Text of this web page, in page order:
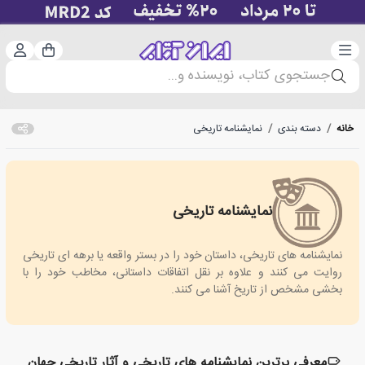
دسته‌بندی سبد
جستجوی کتاب، نویسنده و...
خانه / دسته بندی / نمایشنامه تاریخی
نمایشنامه تاریخی
Historical Drama
نمایشنامه های تاریخی، داستان خود را در بستر واقعه یا برهه ای تاریخی
روایت می کنند و علاوه بر نقل اتفاقات داستانی، مخاطب خود را با
بخشی مشخص از تاریخ آشنا می کنند.